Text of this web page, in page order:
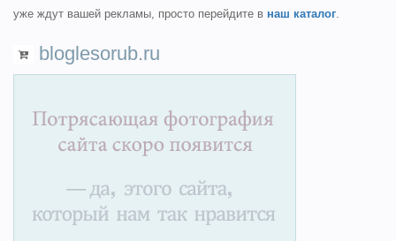
уже ждут вашей рекламы, просто перейдите в наш каталог.
bloglesorub.ru